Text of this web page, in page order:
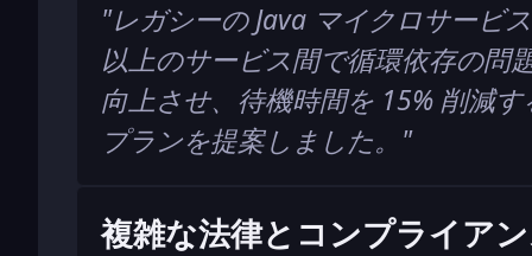
"レガシーの Java マイクロサービ
以上のサービス間で循環依存の問
向上させ、待機時間を 15% 削減
プランを提案しました。 "
複雑な法律とコンプライア